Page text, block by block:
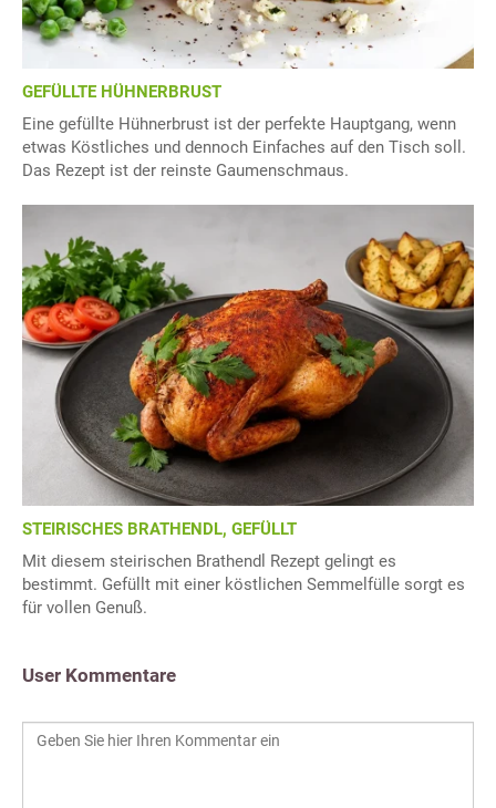
GEFÜLLTE HÜHNERBRUST
Eine gefüllte Hühnerbrust ist der perfekte Hauptgang, wenn
etwas Köstliches und dennoch Einfaches auf den Tisch soll.
Das Rezept ist der reinste Gaumenschmaus.
STEIRISCHES BRATHENDL, GEFÜLLT
Mit diesem steirischen Brathendl Rezept gelingt es
bestimmt. Gefüllt mit einer köstlichen Semmelfülle sorgt es
für vollen Genuß.
User Kommentare